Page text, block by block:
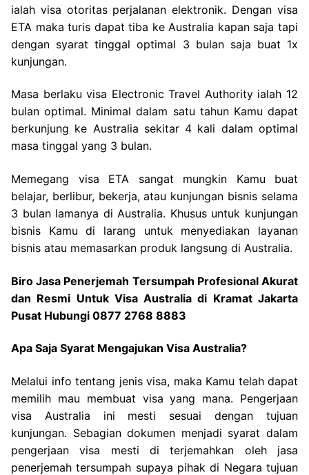
ialah visa otoritas perjalanan elektronik. Dengan visa
ETA maka turis dapat tiba ke Australia kapan saja tapi
dengan syarat tinggal optimal 3 bulan saja buat 1x
kunjungan.
Masa berlaku visa Electronic Travel Authority ialah 12
bulan optimal. Minimal dalam satu tahun Kamu dapat
berkunjung ke Australia sekitar 4 kali dalam optimal
masa tinggal yang 3 bulan.
Memegang visa ETA sangat mungkin Kamu buat
belajar, berlibur, bekerja, atau kunjungan bisnis selama
3 bulan lamanya di Australia. Khusus untuk kunjungan
bisnis Kamu di larang untuk menyediakan layanan
bisnis atau memasarkan produk langsung di Australia.
Biro Jasa Penerjemah Tersumpah Profesional Akurat
dan Resmi Untuk Visa Australia di Kramat Jakarta
Pusat Hubungi 0877 2768 8883
Apa Saja Syarat Mengajukan Visa Australia?
Melalui info tentang jenis visa, maka Kamu telah dapat
memilih mau membuat visa yang mana. Pengerjaan
visa Australia ini mesti sesuai dengan tujuan
kunjungan. Sebagian dokumen menjadi syarat dalam
pengerjaan visa mesti di terjemahkan oleh jasa
penerjemah tersumpah supaya pihak di Negara tujuan